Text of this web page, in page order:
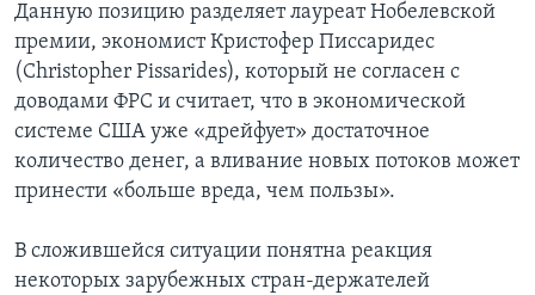
Данную позицию разделяет лауреат Нобелевской
премии, экономист Кристофер Писсаридес
(Christopher Pissarides), который не согласен с
доводами ФРС и считает, что в экономической
системе США уже «дрейфует» достаточное
количество денег, а вливание новых потоков может
принести «больше вреда, чем пользы».
В сложившейся ситуации понятна реакция
некоторых зарубежных стран-держателей